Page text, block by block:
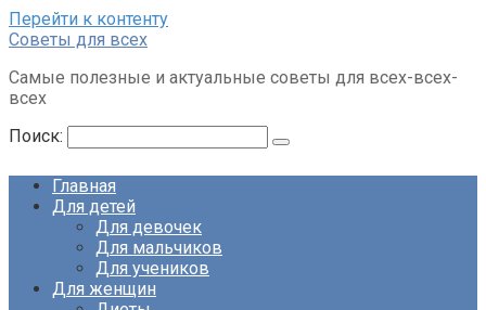
Перейти к контенту
Советы для всех
Самые полезные и актуальные советы для всех-всех-
всех
Поиск:
Главная
Для детей
Для девочек
Для мальчиков
Для учеников
Для женщин